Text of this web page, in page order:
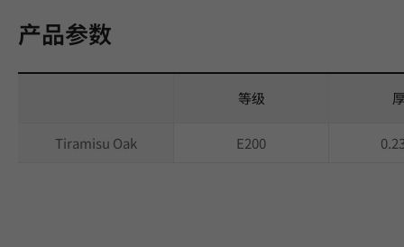
产品参数
等级
Tiramisu Oak E200